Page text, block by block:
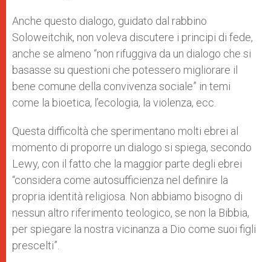
Anche questo dialogo, guidato dal rabbino
Soloweitchik, non voleva discutere i principi di fede,
anche se almeno “non rifuggiva da un dialogo che si
basasse su questioni che potessero migliorare il
bene comune della convivenza sociale” in temi
come la bioetica, l’ecologia, la violenza, ecc.
Questa difficoltà che sperimentano molti ebrei al
momento di proporre un dialogo si spiega, secondo
Lewy, con il fatto che la maggior parte degli ebrei
“considera come autosufficienza nel definire la
propria identità religiosa. Non abbiamo bisogno di
nessun altro riferimento teologico, se non la Bibbia,
per spiegare la nostra vicinanza a Dio come suoi figli
prescelti”.